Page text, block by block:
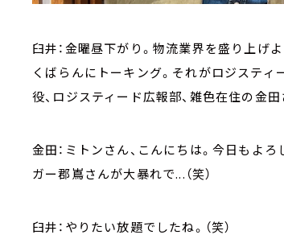
臼井：金曜昼下がり。物流業界を盛り上げ
くばらんにトーキング。それがロジスティ
役、ロジスティード広報部、雑色在住の金田
金田：ミトンさん、こんにちは。今日もよ
ガー郡嶌さんが大暴れで...（笑）
臼井：やりたい放題でしたね。（笑）